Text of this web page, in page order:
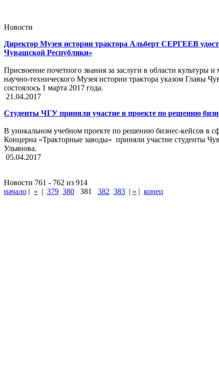
Новости
Директор Музея истории трактора Альберт СЕРГЕЕВ
Чувашской Республики»
Присвоение почетного звания за заслуги в области
научно-технического Музея истории трактора указом
состоялось 1 марта 2017 года.
21.04.2017
Студенты ЧГУ приняли участие в проекте по решению
В уникальном учебном проекте по решению бизнес-кейсов в
Концерна «Тракторные заводы» приняли участие студенты
Ульянова.
05.04.2017
Новости 761 - 762 из 914
начало | « | 379 380 381 382 383 | » | конец